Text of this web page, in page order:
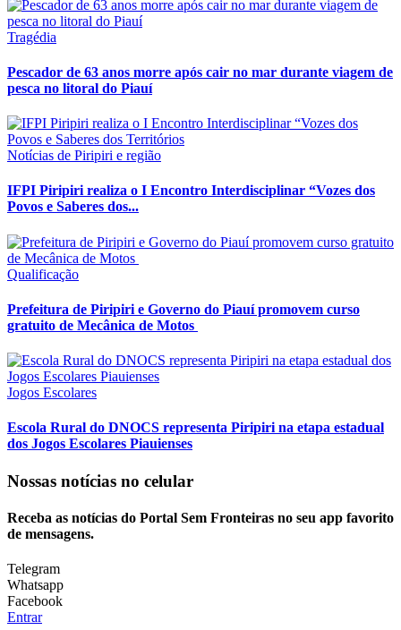
Tragédia
Pescador de 63 anos morre após cair no mar durante viagem de
pesca no litoral do Piauí
Notícias de Piripiri e região
IFPI Piripiri realiza o I Encontro Interdisciplinar “Vozes dos
Povos e Saberes dos...
Qualificação
Prefeitura de Piripiri e Governo do Piauí promovem curso
gratuito de Mecânica de Motos
Jogos Escolares
Escola Rural do DNOCS representa Piripiri na etapa estadual
dos Jogos Escolares Piauienses
Nossas notícias no celular
Receba as notícias do Portal Sem Fronteiras no seu app favorito
de mensagens.
Telegram
Whatsapp
Facebook
Entrar